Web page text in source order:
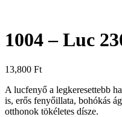
1004 – Luc
13,800 Ft
A lucfenyő a legkeresettebb
is, erős fenyőillata, bohókás
otthonok tökéletes dísze.